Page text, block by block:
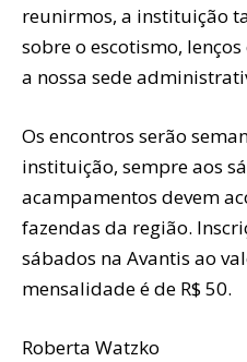
reunirmos, a instituição
sobre o escotismo,
a nossa sede
Os encontros serão
instituição, sempre aos
acampamentos devem
fazendas da região.
sábados na Avantis ao
mensalidade é de R$ 50.
Roberta Watzko